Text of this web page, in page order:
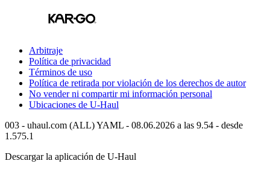
Arbitraje
Política de privacidad
Términos de uso
Política de retirada por violación de los derechos de autor
No vender ni compartir mi información personal
Ubicaciones de U-Haul
003 - uhaul.com (ALL) YAML - 08.06.2026 a las 9.54 - desde
1.575.1
Descargar la aplicación de U-Haul